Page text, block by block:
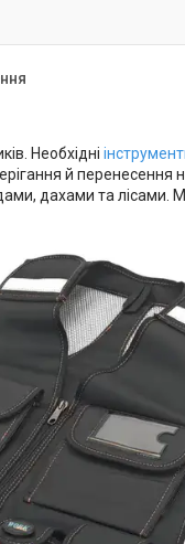
Необхідні
й
дахами та лісами.